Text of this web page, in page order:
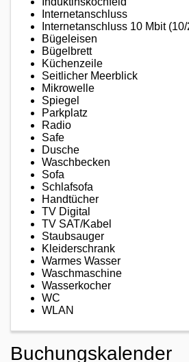
Internetanschluss
Internetanschluss 10 Mbit
Bügeleisen
Bügelbrett
Küchenzeile
Seitlicher Meerblick
Mikrowelle
Spiegel
Parkplatz
Radio
Safe
Dusche
Waschbecken
Sofa
Schlafsofa
Handtücher
TV Digital
TV SAT/Kabel
Staubsauger
Kleiderschrank
Warmes Wasser
Waschmaschine
Wasserkocher
WC
WLAN
Buchungskalender